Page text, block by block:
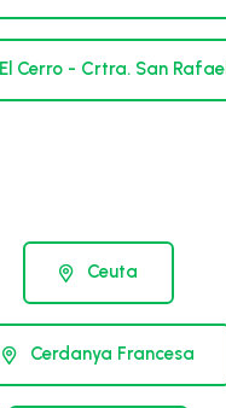
El Cerro - Crtra. San Rafael
Ceuta
Cerdanya Francesa